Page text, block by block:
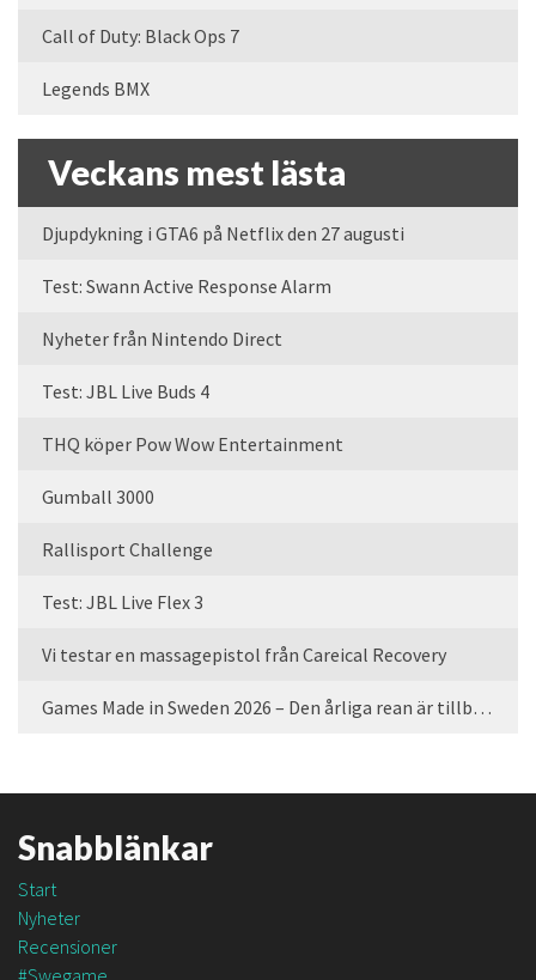
Call of Duty: Black Ops 7
Legends BMX
Veckans mest lästa
Djupdykning i GTA6 på Netflix den 27 augusti
Test: Swann Active Response Alarm
Nyheter från Nintendo Direct
Test: JBL Live Buds 4
THQ köper Pow Wow Entertainment
Gumball 3000
Rallisport Challenge
Test: JBL Live Flex 3
Vi testar en massagepistol från Careical Recovery
Games Made in Sweden 2026 – Den årliga rean är tillbaka
Snabblänkar
Start
Nyheter
Recensioner
#Swegame